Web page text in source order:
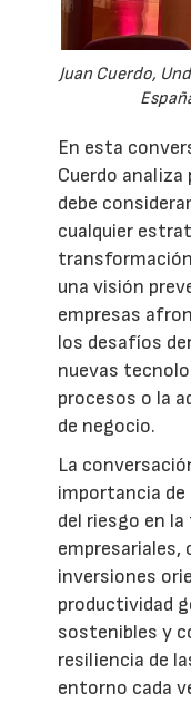
Juan Cuerdo,
En esta
Cuerdo
debe
cualquier
una visión
empresas
los desafíos
nuevas
procesos o la
de negocio.
La
importancia
del riesgo en
empresariales,
inversiones
productividad
sostenibles y
resiliencia de
entorno cada